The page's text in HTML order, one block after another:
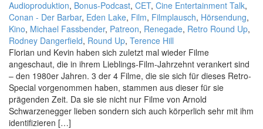
Audioproduktion, Bonus-Podcast, CET, Cine Entertainment Talk,
Conan - Der Barbar, Eden Lake, Film, Filmplausch, Hörsendung,
Kino, Michael Fassbender, Patreon, Renegade, Retro Round Up,
Rodney Dangerfield, Round Up, Terence Hill
Florian und Kevin haben sich zuletzt mal wieder Filme
angeschaut, die in ihrem Lieblings-Film-Jahrzehnt verankert sind
– den 1980er Jahren. 3 der 4 Filme, die sie sich für dieses Retro-
Special vorgenommen haben, stammen aus dieser für sie
prägenden Zeit. Da sie sie nicht nur Filme von Arnold
Schwarzenegger lieben sondern sich auch körperlich sehr mit ihm
identifizieren […]